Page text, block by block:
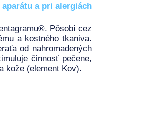
a pri alergiách
Pôsobí cez
a kostného tkaniva.
od nahromadených
činnosť pečene,
kože (element Kov).